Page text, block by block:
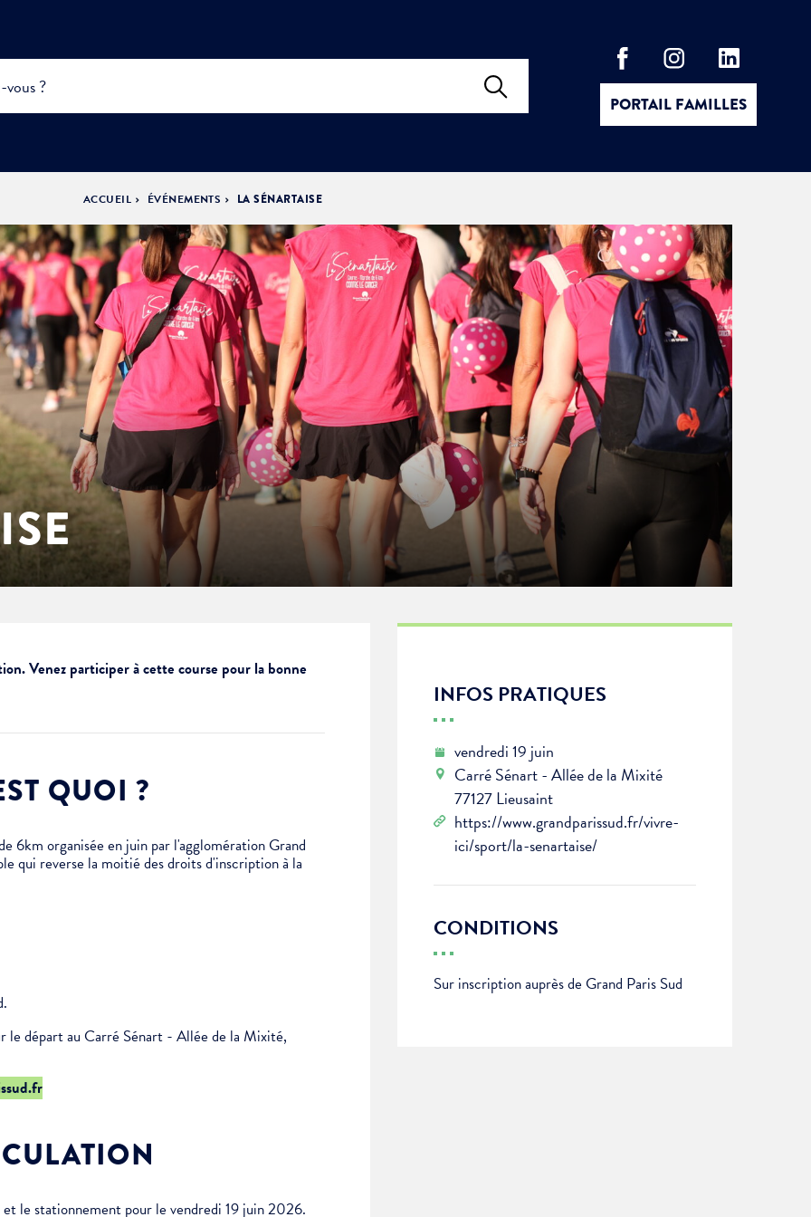
PORTAIL FAMILLES
&
ACTUALITÉS &
ÉVÈNEMENTS
LA VILLE
PARTICIPATIVE
ACCUEIL ÉVÉNEMENTS LA SÉNARTAISE
Venez participer à cette course pour la bonne
QUOI ?
6km organisée en juin par l'agglomération Grand
qui reverse la moitié des droits d'inscription à la
le départ au Carré Sénart - Allée de la Mixité,
le stationnement pour le vendredi 19 juin 2026.
INFOS PRATIQUES
vendredi 19 juin
Carré Sénart - Allée de la Mixité
77127 Lieusaint
https://www.grandparissud.fr/vivre-
ici/sport/la-senartaise/
CONDITIONS
Sur inscription auprès de Grand Paris Sud